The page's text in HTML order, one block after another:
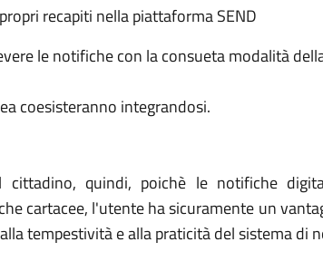
recapiti nella piattaforma SEND
le notifiche con la consueta modalità
coesisteranno integrandosi.
quindi, poichè le notifiche
cartacee, l'utente ha sicuramente un
tempestività e alla praticità del sistema di